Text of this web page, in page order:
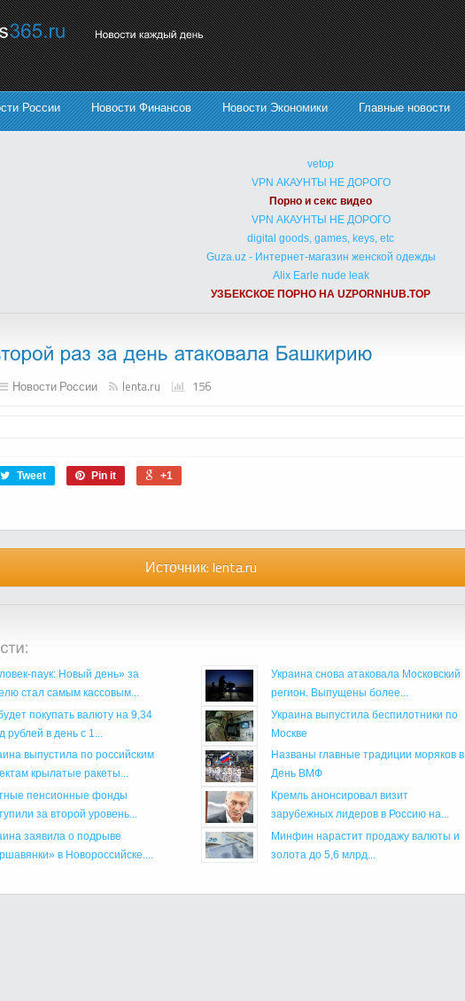
России Новости Финансов Новости Экономики Главные новости
vetop
VPN АКАУНТЫ НЕ ДОРОГО
Порно и секс видео
VPN АКАУНТЫ НЕ ДОРОГО
digital goods, games, keys, etc
Guza.uz - Интернет-магазин женской одежды
Alix Earle nude leak
УЗБЕКСКОЕ ПОРНО НА UZPORNHUB.TOP
Новости России lenta.ru 156
Tweet Pin it +1
Источник: lenta.ru
паук: Новый день» за
стал самым кассовым...
Украина снова атаковала Московский
регион. Выпущены более...
покупать валюту на 9,34
рублей в день с 1...
Украина выпустила беспилотники по
Москве
выпустила по российским
крылатые ракеты...
Названы главные традиции моряков в
День ВМФ
пенсионные фонды
за второй уровень...
Кремль анонсировал визит
зарубежных лидеров в Россию на...
заявила о подрыве
в Новороссийске....
Минфин нарастит продажу валюты и
золота до 5,6 млрд...